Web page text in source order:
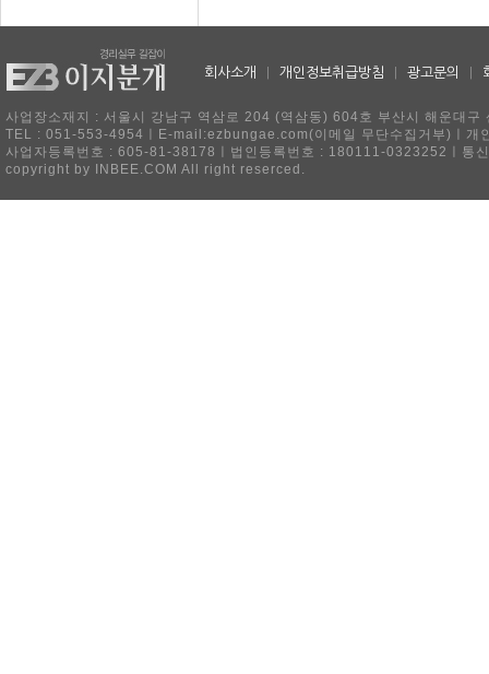
회사소개 개인정보취급방침 광고문의
사업장소재지 : 서울시 강남구 역삼로 204 (역삼동) 604호 부산시 해운대
TEL : 051-553-4954ㅣE-mail:ezbungae.com(이메일 무단수집거부)ㅣ개
사업자등록번호 : 605-81-38178ㅣ법인등록번호 : 180111-0323252ㅣ통
copyright by INBEE.COM All right reserced.